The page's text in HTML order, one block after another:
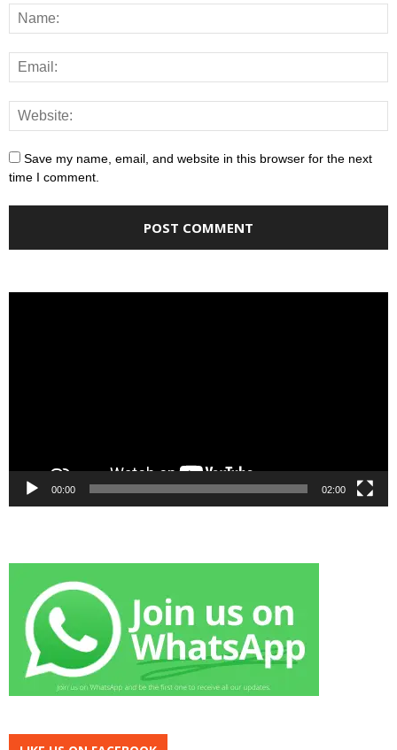
Save my name, email, and website in this browser for the next
time I comment.
00:00 02:00